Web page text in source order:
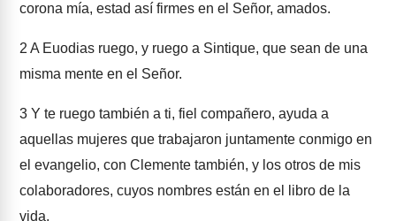
corona mía, estad así firmes en el Señor, amados.
2 A Euodias ruego, y ruego a Sintique, que sean de una
misma mente en el Señor.
3 Y te ruego también a ti, fiel compañero, ayuda a
aquellas mujeres que trabajaron juntamente conmigo en
el evangelio, con Clemente también, y los otros de mis
colaboradores, cuyos nombres están en el libro de la
vida.